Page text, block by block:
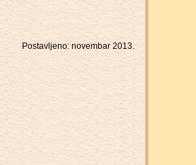
Postavljeno: novembar 2013.